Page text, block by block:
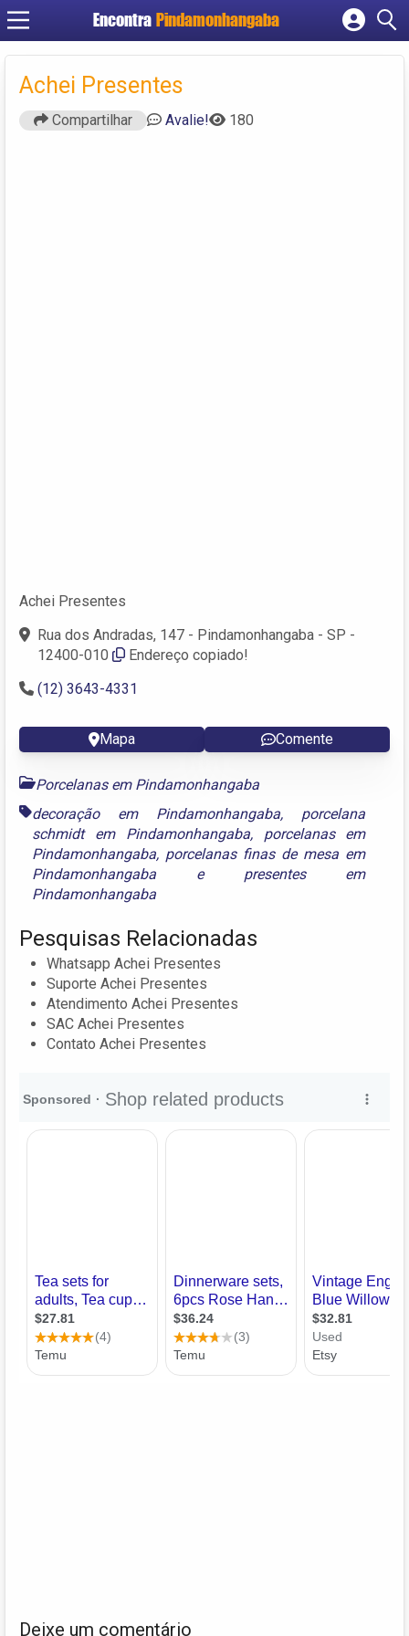
Encontra Pindamonhangaba
Cadastrar empresa
Achei Presentes
Compartilhar Avalie! 180
Achei Presentes
Rua dos Andradas, 147 - Pindamonhangaba - SP -
12400-010
Endereço copiado!
(12) 3643-4331
Mapa Comente
Porcelanas em Pindamonhangaba
decoração em Pindamonhangaba, porcelana
schmidt em Pindamonhangaba, porcelanas em
Pindamonhangaba, porcelanas finas de mesa em
Pindamonhangaba e presentes em
Pindamonhangaba
Pesquisas Relacionadas
Whatsapp Achei Presentes
Suporte Achei Presentes
Atendimento Achei Presentes
SAC Achei Presentes
Contato Achei Presentes
Deixe um comentário